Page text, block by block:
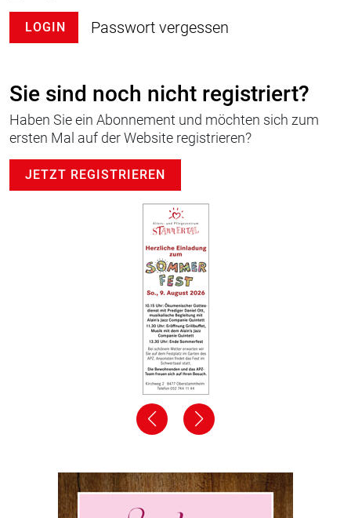
LOGIN Passwort vergessen
Sie sind noch nicht registriert?
Haben Sie ein Abonnement und möchten sich zum
ersten Mal auf der Website registrieren?
JETZT REGISTRIEREN